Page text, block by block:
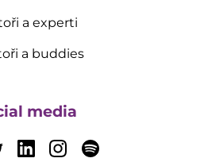
a experti
a buddies
media